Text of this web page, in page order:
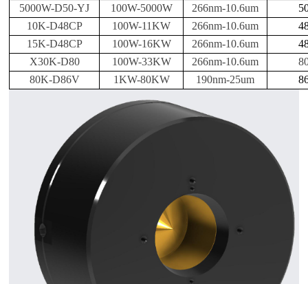
5000W-D50-YJ
100W-5000W 266nm-10.6um
10K-D48CP
100W-11KW 266nm-10.6um
15K-D48CP
100W-16KW 266nm-10.6um
X30K-D80
100W-33KW 266nm-10.6um
80K-D86V
1KW-80KW 190nm-25um